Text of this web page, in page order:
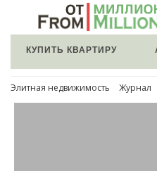
КУПИТЬ КВАРТИРУ
Элитная недвижимость Журнал